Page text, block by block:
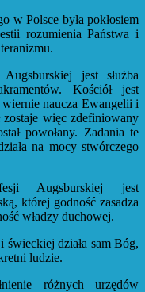
w Polsce była pokłosiem
rozumienia Państwa i
jest służba
Kościół jest
naucza Ewangelii i
zostaje więc zdefiniowany
powołany. Zadania te
na mocy stwórczego
Augsburskiej jest
której godność zasadza
władzy duchowej.
działa sam Bóg,
ludzie.
różnych urzędów